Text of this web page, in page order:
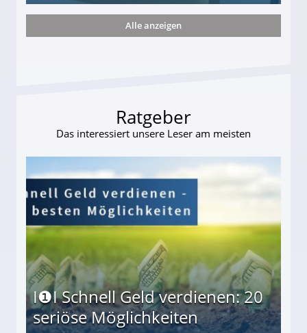
und wie viel?
Alle anzeigen
Ratgeber
Das interessiert unsere Leser am meisten
I❶I Schnell Geld verdienen: 20
seriöse Möglichkeiten